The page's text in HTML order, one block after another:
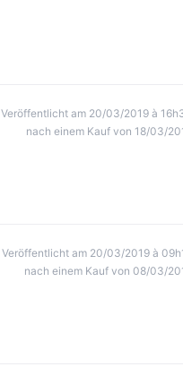
Veröffentlicht am 20/03/2019 à
nach einem Kauf von 18/03/
Veröffentlicht am 20/03/2019 à
nach einem Kauf von 08/03/